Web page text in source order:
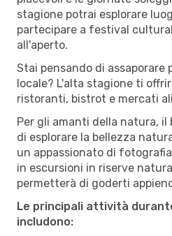
stagione potrai esplorare
partecipare a festival
all'aperto.
Stai pensando di
locale? L'alta stagione ti
ristoranti, bistrot e mercati
Per gli amanti della natura,
di esplorare la bellezza
un appassionato di
in escursioni in riserve
permetterà di goderti
Le principali attività
includono: